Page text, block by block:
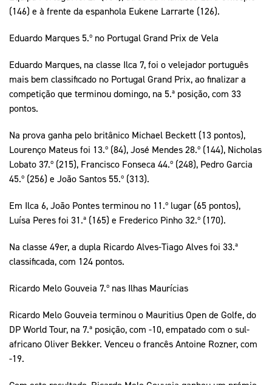
(146) e à frente da espanhola Eukene Larrarte (126).
Eduardo Marques 5.º no Portugal Grand Prix de Vela
Eduardo Marques, na classe Ilca 7, foi o velejador português
mais bem classificado no Portugal Grand Prix, ao finalizar a
competição que terminou domingo, na 5.ª posição, com 33
pontos.
Na prova ganha pelo britânico Michael Beckett (13 pontos),
Lourenço Mateus foi 13.º (84), José Mendes 28.º (144), Nicholas
Lobato 37.º (215), Francisco Fonseca 44.º (248), Pedro Garcia
45.º (256) e João Santos 55.º (313).
Em Ilca 6, João Pontes terminou no 11.º lugar (65 pontos),
Luísa Peres foi 31.ª (165) e Frederico Pinho 32.º (170).
Na classe 49er, a dupla Ricardo Alves-Tiago Alves foi 33.ª
classificada, com 124 pontos.
Ricardo Melo Gouveia 7.º nas Ilhas Maurícias
Ricardo Melo Gouveia terminou o Mauritius Open de Golfe, do
DP World Tour, na 7.ª posição, com -10, empatado com o sul-
africano Oliver Bekker. Venceu o francês Antoine Rozner, com
-19.